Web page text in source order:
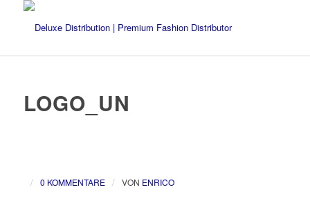
LOGO_UN
/ 0 KOMMENTARE / VON ENRICO